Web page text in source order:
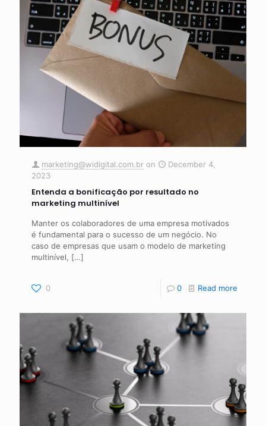
marketing@widigital.com.br on
December 4,
2023
Entenda a bonificação por resultado no
marketing multinível
Manter os colaboradores de uma empresa motivados
é fundamental para o sucesso de um negócio. No
caso de empresas que usam o modelo de marketing
multinível, […]
0 0 Read more